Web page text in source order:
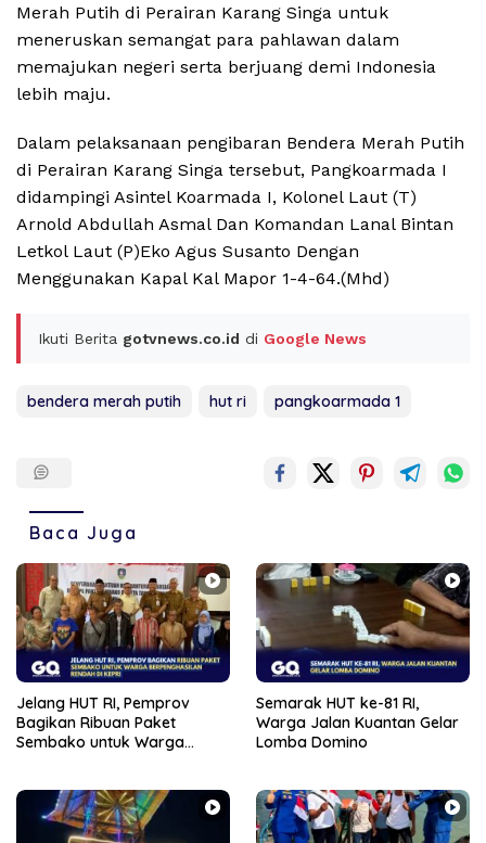
Merah Putih di Perairan Karang Singa untuk
meneruskan semangat para pahlawan dalam
memajukan negeri serta berjuang demi Indonesia
lebih maju.
Dalam pelaksanaan pengibaran Bendera Merah Putih
di Perairan Karang Singa tersebut, Pangkoarmada I
didampingi Asintel Koarmada I, Kolonel Laut (T)
Arnold Abdullah Asmal Dan Komandan Lanal Bintan
Letkol Laut (P)Eko Agus Susanto Dengan
Menggunakan Kapal Kal Mapor 1-4-64.(Mhd)
Ikuti Berita gotvnews.co.id di Google News
bendera merah putih hut ri pangkoarmada 1
Baca Juga
Jelang HUT RI, Pemprov
Bagikan Ribuan Paket
Sembako untuk Warga
Semarak HUT ke-81 RI,
Warga Jalan Kuantan Gelar
Lomba Domino